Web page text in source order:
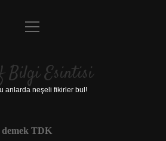
Anasayfa
Yasal Uyarı
menüyü
Bilgi Esintisi
anlarda neşeli fikirler bul!
demek TDK